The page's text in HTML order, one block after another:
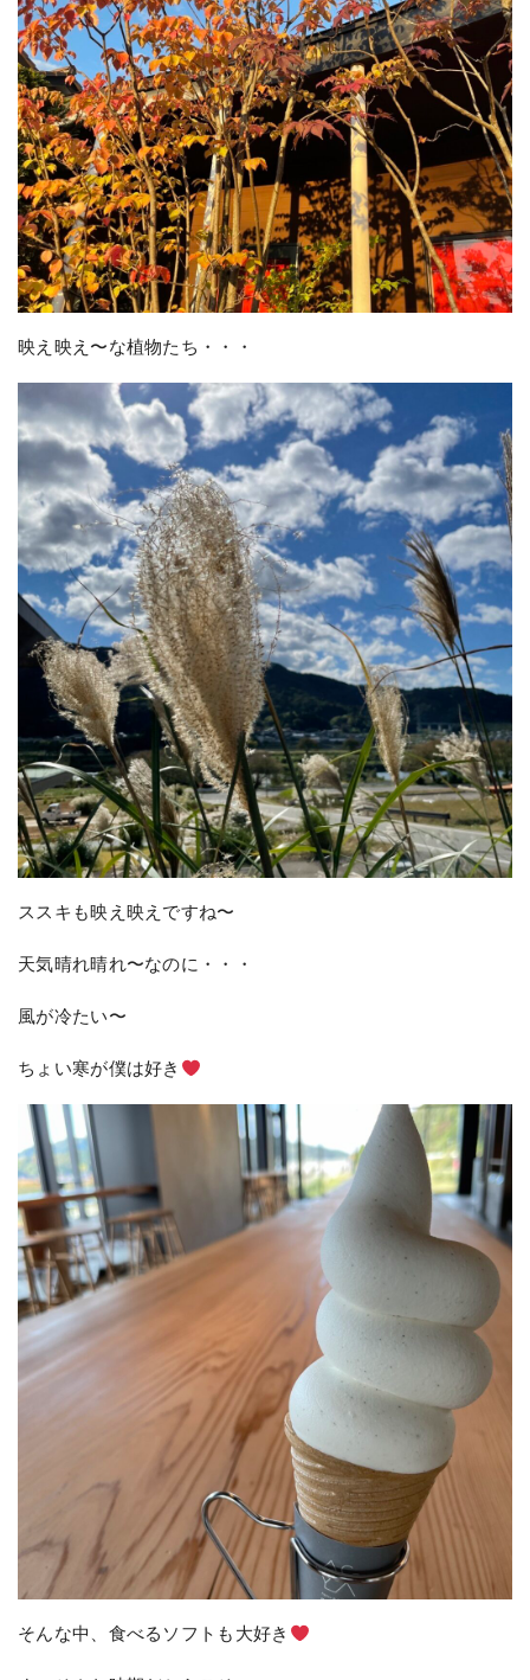
映え映え〜な植物たち・・・
ススキも映え映えですね〜
天気晴れ晴れ〜なのに・・・
風が冷たい〜
ちょい寒が僕は好き
そんな中、食べるソフトも大好き